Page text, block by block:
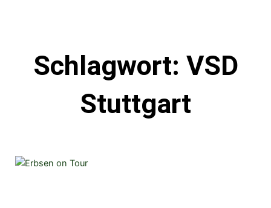
Schlagwort: VSD
Stuttgart